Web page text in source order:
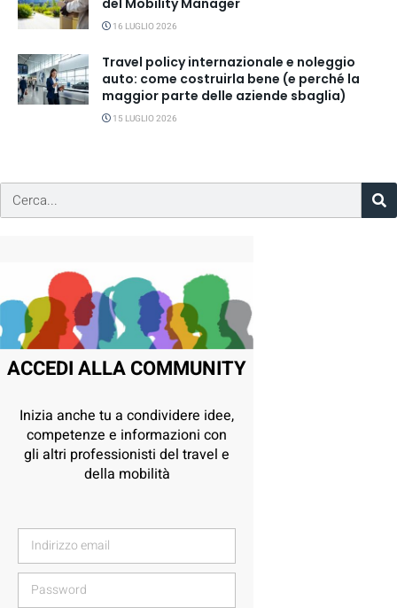
del Mobility Manager
16 LUGLIO 2026
Travel policy internazionale e noleggio
auto: come costruirla bene (e perché la
maggior parte delle aziende sbaglia)
15 LUGLIO 2026
ACCEDI ALLA COMMUNITY
Inizia anche tu a condividere idee,
competenze e informazioni con
gli altri professionisti del travel e
della mobilità